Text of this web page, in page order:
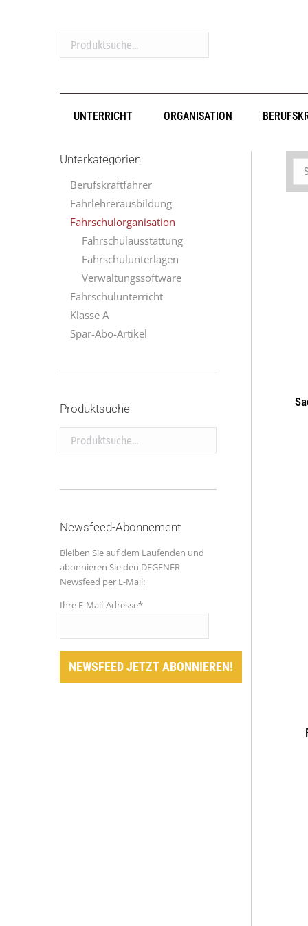
Produktsuche...
UNTERRICHT ORGANISATION
Unterkategorien
Berufskraftfahrer
Fahrlehrerausbildung
Fahrschulorganisation
Fahrschulausstattung
Fahrschulunterlagen
Verwaltungssoftware
Fahrschulunterricht
Klasse A
Spar-Abo-Artikel
Produktsuche
Produktsuche...
Newsfeed-Abonnement
Bleiben Sie auf dem Laufenden und
abonnieren Sie den DEGENER
Newsfeed per E-Mail:
Ihre E-Mail-Adresse*